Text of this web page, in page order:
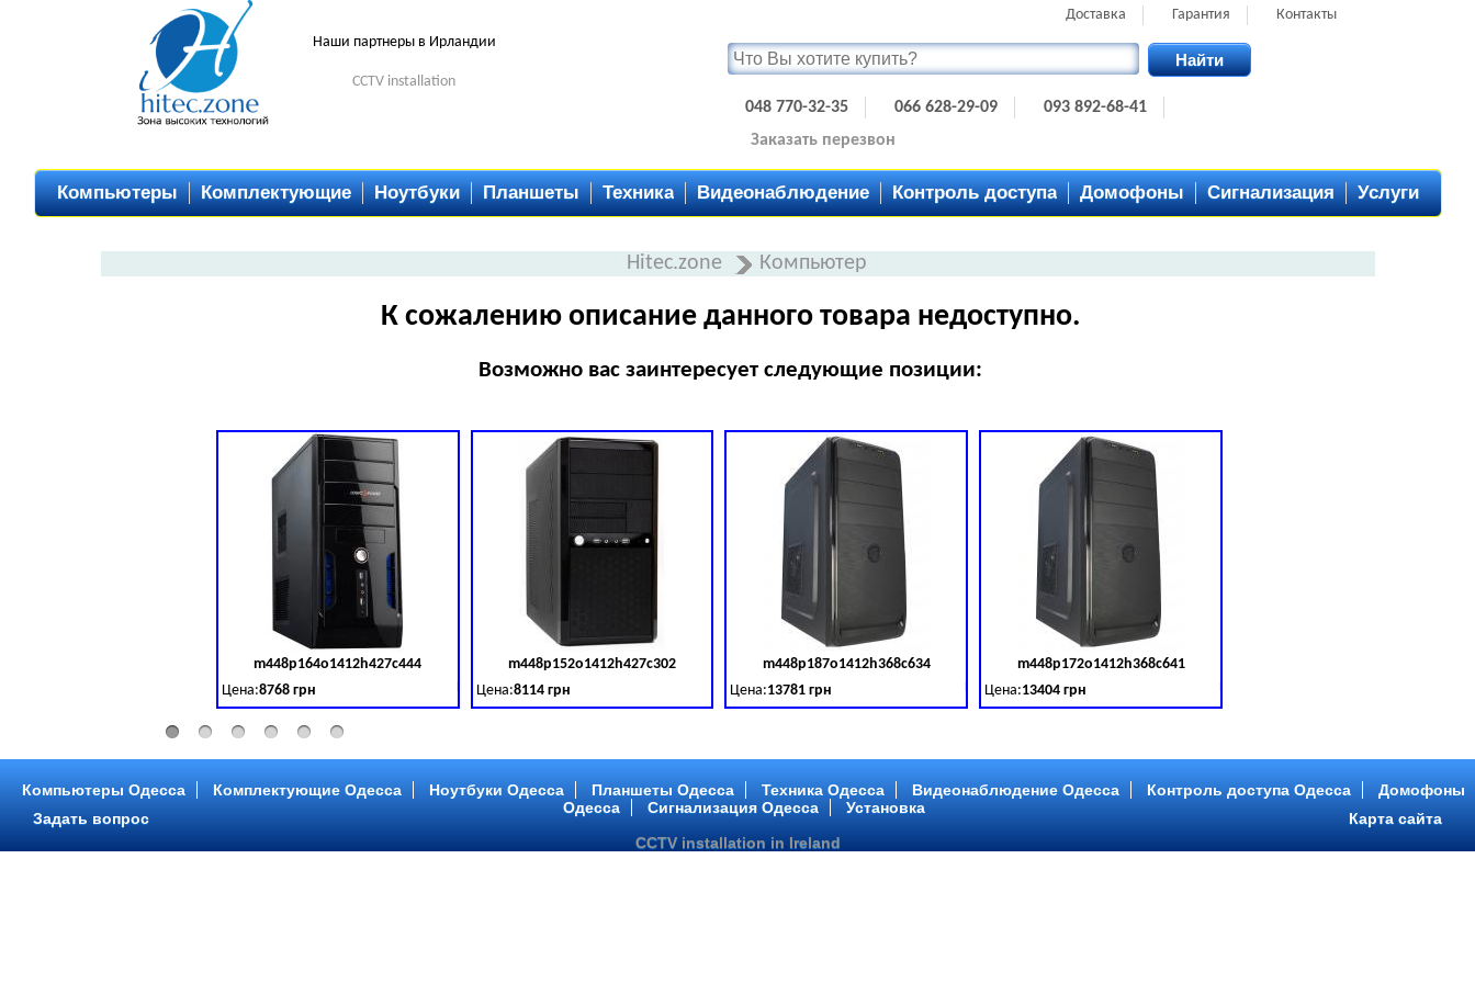
Наши партнеры в Ирландии
CCTV installation
Доставка Гарантия Контакты
Найти
048 770-32-35 066 628-29-09
093 892-68-41
Заказать перезвон
Компьютеры Комплектующие Ноутбуки Планшеты Техника Видеонаблюдение Контроль доступа Домофоны Сигнализация Услуги
Hitec.zone Компьютер
К сожалению описание данного товара недоступно.
Возможно вас заинтересует следующие позиции:
m448p164o1412h427c444
Цена:8768 грн Код товара:379028
Intel Core ™ i3 2 ядра 3.50GHz,ОЗУ: 2 GB, DDR 3 (1600 MHz) HDD: TOSHIBA 500 GB (SATA III)
m448p152o1412h427c302
Цена:8114 грн Код товара:379029
Intel Core ™ i3 2 ядра 3.40GHz,ОЗУ: 2 GB, DDR 3 (1600 MHz) HDD: TOSHIBA 500 GB (SATA III)
m448p187o1412h368c634
Цена:13781 грн Код товара:379030
Intel Core ™ i5 2 ядра 2.90GHz,ОЗУ: 2 GB, DDR 3 (1600 MHz) HDD: Seagate 2 TB (SATA III)
m448p172o1412h368c641
Цена:13404 грн Код товара:
Intel Core ™ i5 4 ядра 3.20GHz,ОЗУ: 2 GB, DDR 3 (1600 MHz) HDD: Seagate 2
Компьютеры Одесса Комплектующие Одесса Ноутбуки Одесса Планшеты Одесса Техника Одесса Видеонаблюдение Одесса Контроль доступа Одесса
Домофоны
Одесса
Сигнализация Одесса Установка
Карта сайта
Задать вопрос
CCTV installation in Ireland